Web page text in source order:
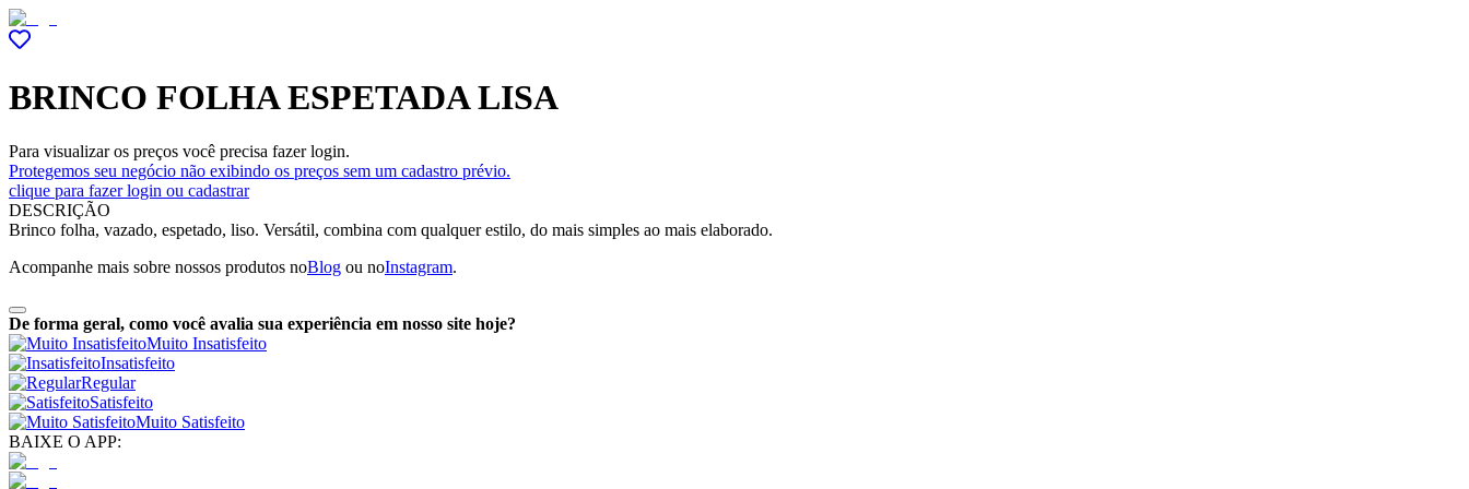
BRINCO FOLHA ESPETADA LISA
Para visualizar os preços você precisa fazer login.
Protegemos seu negócio não exibindo os preços sem um cadastro prévio.
clique para fazer login ou cadastrar
DESCRIÇÃO
Brinco folha, vazado, espetado, liso. Versátil, combina com qualquer estilo, do mais simples ao mais elaborado.
Acompanhe mais sobre nossos produtos noBlog ou noInstagram.
De forma geral, como você avalia sua experiência em nosso site hoje?
Muito Insatisfeito
Insatisfeito
Regular
Satisfeito
Muito Satisfeito
BAIXE O APP: